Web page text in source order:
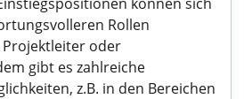
Rollen
Projektleiter oder
gibt es zahlreiche
z.B. in den Bereichen